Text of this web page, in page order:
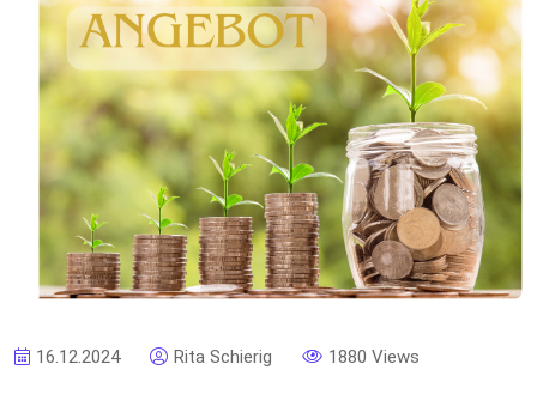
16.12.2024 Rita Schierig 1880 Views